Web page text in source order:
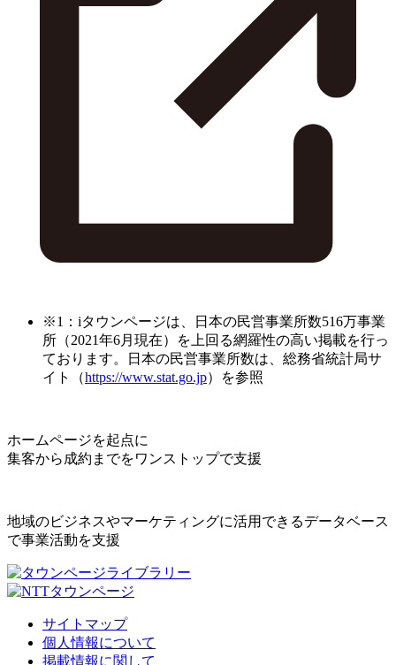
※1：iタウンページは、日本の民営事業所数516万事業
所（2021年6月現在）を上回る網羅性の高い掲載を行っ
ております。日本の民営事業所数は、総務省統計局サ
イト（https://www.stat.go.jp）を参照
ホームページを起点に
集客から成約までをワンストップで支援
地域のビジネスやマーケティングに活用できるデータベース
で事業活動を支援
サイトマップ
個人情報について
掲載情報に関して